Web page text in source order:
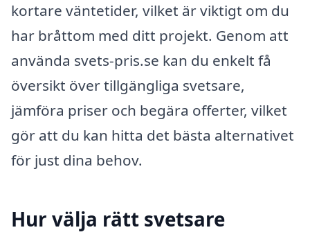
kortare väntetider, vilket är viktigt om du
har bråttom med ditt projekt. Genom att
använda svets-pris.se kan du enkelt få
översikt över tillgängliga svetsare,
jämföra priser och begära offerter, vilket
gör att du kan hitta det bästa alternativet
för just dina behov.
Hur välja rätt svetsare